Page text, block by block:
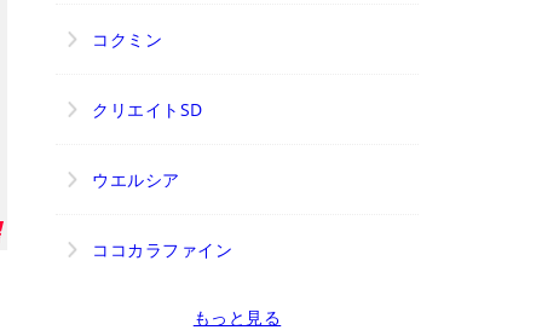
コクミン
クリエイトSD
ウエルシア
ココカラファイン
もっと見る